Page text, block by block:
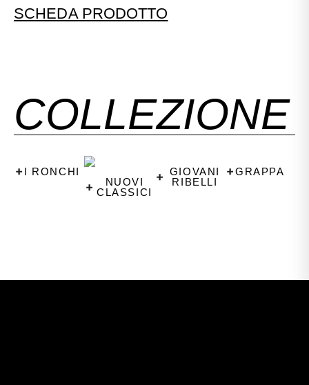
SCHEDA PRODOTTO
COLLEZIONE
I RONCHI
NUOVI
CLASSICI
GIOVANI
RIBELLI
GRAPPA